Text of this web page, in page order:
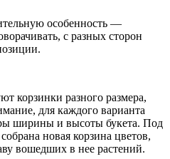
особенность —
с разных сторон
корзинки разного размера,
для каждого варианта
ширины и высоты букета. Под
новая корзина цветов,
вошедших в нее растений.